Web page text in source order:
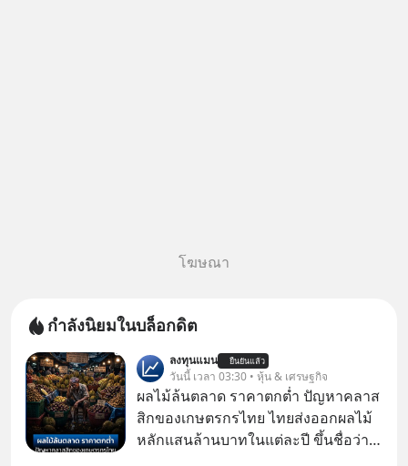
โฆษณา
กำลังนิยมในบล็อกดิต
ลงทุนแมน ยืนยันแล้ว
วันนี้ เวลา 03:30 • หุ้น & เศรษฐกิจ
ผลไม้ล้นตลาด ราคาตกต่ำ ปัญหาคลาส
สิกของเกษตรกรไทย ไทยส่งออกผลไม้
หลักแสนล้านบาทในแต่ละปี ขึ้นชื่อว่า